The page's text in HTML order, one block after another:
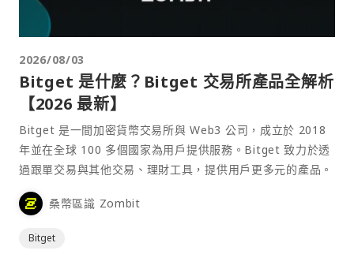
2026/08/03
Bitget 是什麼？Bitget 交易所產品全解析
【2026 最新】
Bitget 是一間加密貨幣交易所與 Web3 公司，成立於 2018
年並在全球 100 多個國家為用戶提供服務。Bitget 致力於透
過跟單交易與其他交易、理財工具，提供用戶更多元的產品。
桑幣區識 Zombit
Bitget